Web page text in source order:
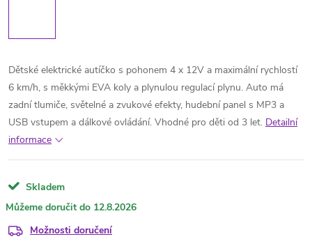
Dětské elektrické autíčko s pohonem 4 x 12V a maximální rychlostí
6 km/h, s měkkými EVA koly a plynulou regulací plynu. Auto má
zadní tlumiče, světelné a zvukové efekty, hudební panel s MP3 a
USB vstupem a dálkové ovládání. Vhodné pro děti od 3 let. Detailní
informace
Skladem
12.8.2026
Možnosti doručení